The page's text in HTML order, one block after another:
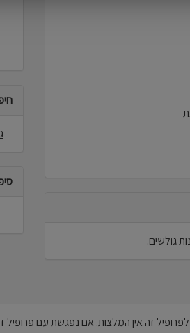
לפרופיל זה אין המלצות. אם נפגשת עם פרופיל